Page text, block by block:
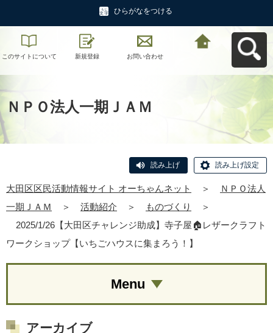
ひらがなをつける
このサイトについて 新規登録 お問い合わせ
ＮＰＯ法人一期ＪＡＭ
読み上げ 読み上げ設定
大田区区民活動情報サイト オーちゃんネット ＞
ＮＰＯ法人
一期ＪＡＭ
＞ 活動紹介 ＞ ものづくり
＞
2025/1/26【大田区チャレンジ助成】寺子屋🏠レザークラフト
ワークショップ【いちごハウスに集まろう！】
Menu
アーカイブ